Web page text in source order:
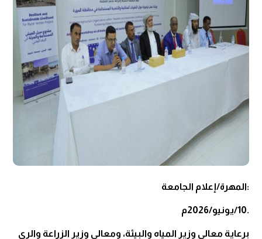
:المهرة/إعلام الجامعة
.10/يونيو/2026م
برعاية معالي وزير المياه والبيئة، ومعالي وزير الزراعة والري